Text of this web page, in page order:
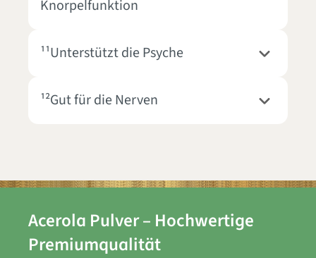
Knorpelfunktion
¹¹Unterstützt die Psyche
¹²Gut für die Nerven
Acerola Pulver – Hochwertige
Premiumqualität